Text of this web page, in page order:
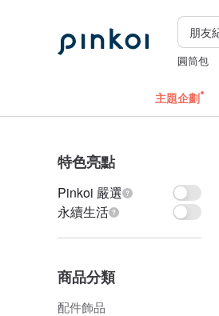
圓筒包
主題企劃
特色亮點
Pinkoi 嚴選
永續生活
商品分類
配件飾品